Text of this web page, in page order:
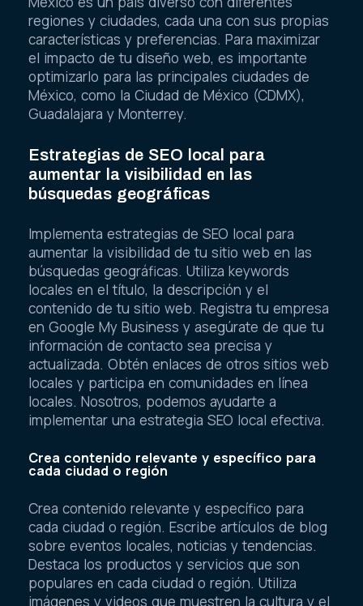
regiones y ciudades, cada una con sus propias
características y preferencias. Para maximizar
el impacto de tu diseño web, es importante
optimizarlo para las principales ciudades de
México, como la Ciudad de México (CDMX),
Guadalajara y Monterrey.
Estrategias de SEO local para
aumentar la visibilidad en las
búsquedas geográficas
Implementa estrategias de SEO local para
aumentar la visibilidad de tu sitio web en las
búsquedas geográficas. Utiliza keywords
locales en el título, la descripción y el
contenido de tu sitio web. Registra tu empresa
en Google My Business y asegúrate de que tu
información de contacto sea precisa y
actualizada. Obtén enlaces de otros sitios web
locales y participa en comunidades en línea
locales. Nosotros, podemos ayudarte a
implementar una estrategia SEO local efectiva.
Crea contenido relevante y específico para
cada ciudad o región
Crea contenido relevante y específico para
cada ciudad o región. Escribe artículos de blog
sobre eventos locales, noticias y tendencias.
Destaca los productos y servicios que son
populares en cada ciudad o región. Utiliza
imágenes y videos que muestren la cultura y el